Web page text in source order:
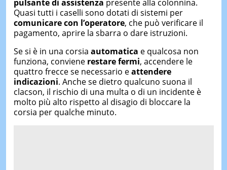
pulsante di assistenza presente alla colonnina.
Quasi tutti i caselli sono dotati di sistemi per
comunicare con l’operatore, che può verificare il
pagamento, aprire la sbarra o dare istruzioni.
Se si è in una corsia automatica e qualcosa non
funziona, conviene restare fermi, accendere le
quattro frecce se necessario eattendere
indicazioni. Anche se dietro qualcuno suona il
clacson, il rischio di una multa o di un incidente è
molto più alto rispetto al disagio di bloccare la
corsia per qualche minuto.